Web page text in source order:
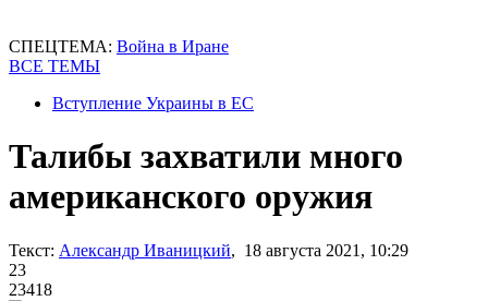
СПЕЦТЕМА: Война в Иране
ВСЕ ТЕМЫ
Вступление Украины в ЕС
Талибы захватили много
американского оружия
Текст: Александр Иваницкий, 18 августа 2021, 10:29
23
23418